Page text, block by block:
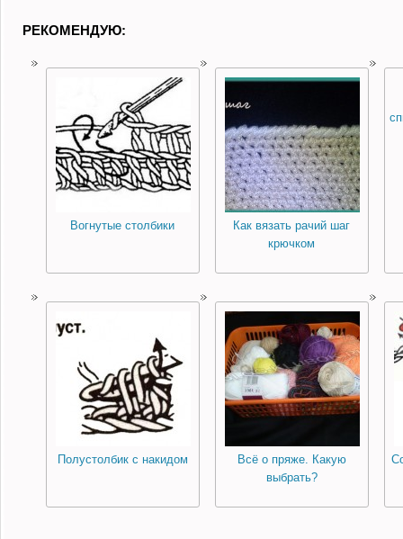
РЕКОМЕНДУЮ:
Вогнутые столбики
Как вязать рачий шаг
крючком
Полустолбик с накидом
Всё о пряже. Какую
выбрать?